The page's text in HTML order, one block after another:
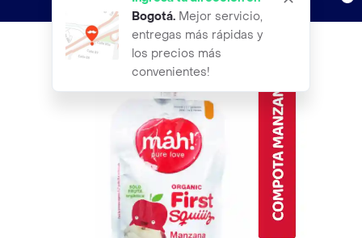
Bogotá. Mejor servicio,
entregas más rápidas y
los precios más
convenientes!
envíos gratis por semanas
Aplican TyC